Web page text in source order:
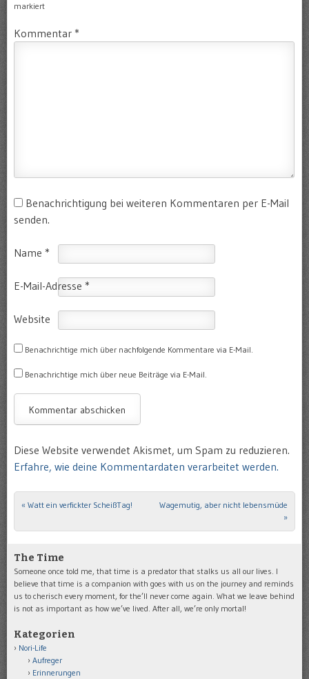
markiert
Kommentar *
Benachrichtigung bei weiteren Kommentaren per E-Mail
senden.
Name *
E-Mail-Adresse *
Website
Benachrichtige mich über nachfolgende Kommentare via E-Mail.
Benachrichtige mich über neue Beiträge via E-Mail.
Diese Website verwendet Akismet, um Spam zu reduzieren.
Erfahre, wie deine Kommentardaten verarbeitet werden.
Post navigation
« Watt ein verfickter ScheißTag!
Wagemutig, aber nicht lebensmüde
»
The Time
Someone once told me, that time is a predator that stalks us all our lives. I
believe that time is a companion with goes with us on the journey and reminds
us to cherisch every moment, for the’ll never come again. What we leave behind
is not as important as how we’ve lived. After all, we’re only mortal!
Kategorien
Nori-Life
Aufreger
Erinnerungen